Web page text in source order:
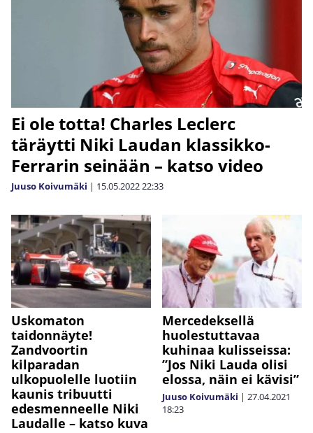
Ei ole totta! Charles Leclerc
täräytti Niki Laudan klassikko-
Ferrarin seinään – katso video
Juuso Koivumäki | 15.05.202222:33
Uskomaton
taidonnäyte!
Zandvoortin
kilparadan
ulkopuolelle luotiin
kaunis tribuutti
edesmenneelle Niki
Laudalle – katso kuva
Mercedeksellä
huolestuttavaa
kuhinaa kulisseissa:
”Jos Niki Lauda olisi
elossa, näin ei kävisi”
Juuso Koivumäki | 27.04.2021
18:23